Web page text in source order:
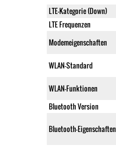
LTE-Kategorie (Down)
LTE Frequenzen
Modemeigenschaften
WLAN-Standard
WLAN-Funktionen
Bluetooth Version
Bluetooth-Eigenschaften